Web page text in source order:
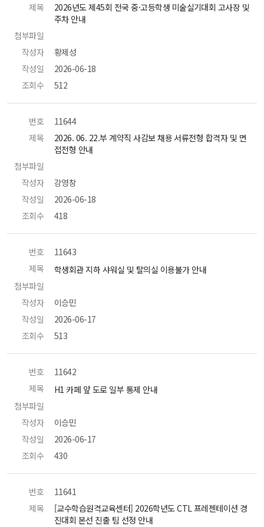
제목
2026년도 제45회 전국 중·고등학생 미술실기대회 고사장 및
주차 안내
첨부파일
작성자
황제성
작성일
2026-06-18
조회수
512
번호
11644
제목
2026. 06. 22.부 계약직 사감보 채용 서류전형 합격자 및 면
접전형 안내
첨부파일
작성자
강영창
작성일
2026-06-18
조회수
418
번호
11643
제목
학생회관 지하 샤워실 및 탈의실 이용불가 안내
첨부파일
작성자
이승민
작성일
2026-06-17
조회수
513
번호
11642
제목
H1 카페 앞 도로 일부 통제 안내
첨부파일
작성자
이승민
작성일
2026-06-17
조회수
430
번호
11641
제목
[교수학습원격교육센터] 2026학년도 CTL 프레젠테이션 경
진대회 본선 진출 팀 선정 안내